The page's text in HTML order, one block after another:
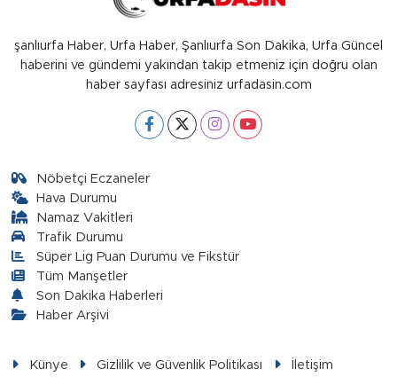
şanlıurfa Haber, Urfa Haber, Şanlıurfa Son Dakika, Urfa Güncel
haberini ve gündemi yakından takip etmeniz için doğru olan
haber sayfası adresiniz urfadasin.com
Nöbetçi Eczaneler
Hava Durumu
Namaz Vakitleri
Trafik Durumu
Süper Lig Puan Durumu ve Fikstür
Tüm Manşetler
Son Dakika Haberleri
Haber Arşivi
Künye Gizlilik ve Güvenlik Politikası İletişim